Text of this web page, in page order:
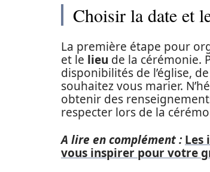
Choisir la date et
La première étape pour
et le lieu de la cérémonie.
disponibilités de l’église,
souhaitez vous marier.
obtenir des
respecter lors de la
A lire en complément : Les
vous inspirer pour votre